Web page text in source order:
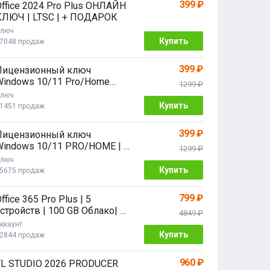
2024 Pro Plus ОНЛАЙН
| LTSC | + ПОДАРОК
продаж
399 ₽
Купить
ключ
10/11 Pro/Home
64 bit
продаж
399 ₽
1299 ₽
Купить
ключ
10/11 PRO/HOME | с
продаж
399 ₽
1299 ₽
Купить
365 Pro Plus | 5
| 100 GB Облако| 1
продаж
799 ₽
4849 ₽
Купить
STUDIO 2026 PRODUCER
960 ₽